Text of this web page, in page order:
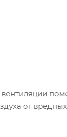
от